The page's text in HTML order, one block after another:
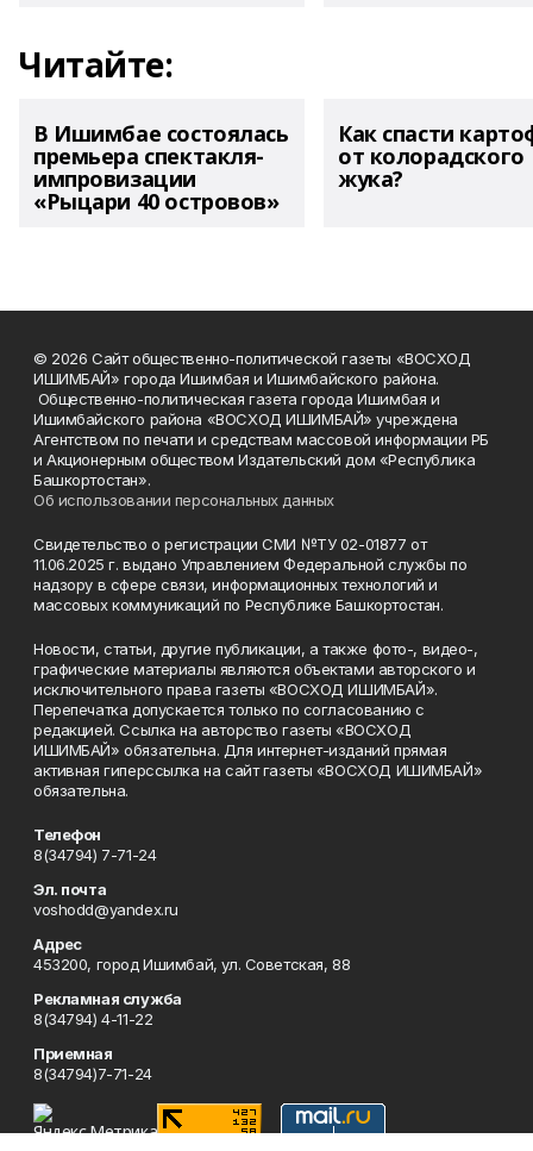
Читайте:
В Ишимбае состоялась
премьера спектакля-
импровизации
«Рыцари 40 островов»
Как спасти
от колорадского
жука?
© 2026 Сайт общественно-политической газеты «ВОСХОД
ИШИМБАЙ» города Ишимбая и Ишимбайского района.
Общественно-политическая газета города Ишимбая и
Ишимбайского района «ВОСХОД ИШИМБАЙ» учреждена
Агентством по печати и средствам массовой информации РБ
и Акционерным обществом Издательский дом «Республика
Башкортостан».
Об использовании персональных данных
Свидетельство о регистрации СМИ №ТУ 02-01877 от
11.06.2025 г. выдано Управлением Федеральной службы по
надзору в сфере связи, информационных технологий и
массовых коммуникаций по Республике Башкортостан.
Новости, статьи, другие публикации, а также фото-, видео-,
графические материалы являются объектами авторского и
исключительного права газеты «ВОСХОД ИШИМБАЙ».
Перепечатка допускается только по согласованию с
редакцией. Ссылка на авторство газеты «ВОСХОД
ИШИМБАЙ» обязательна. Для интернет-изданий прямая
активная гиперссылка на сайт газеты «ВОСХОД ИШИМБАЙ»
обязательна.
Телефон
8(34794) 7-71-24
Эл. почта
voshodd@yandex.ru
Адрес
453200, город Ишимбай, ул. Советская, 88
Рекламная служба
8(34794) 4-11-22
Приемная
8(34794)7-71-24